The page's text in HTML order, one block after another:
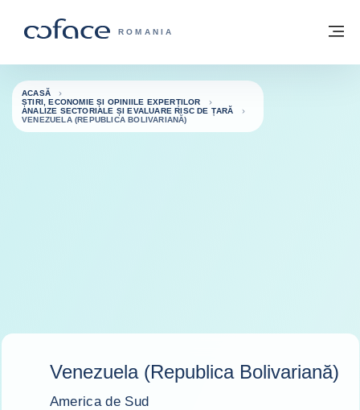
COFACE FOR TRADE - WEBSITE GRUP
ROMANIA
Înapoi la pagina de start
ACASĂ
ȘTIRI, ECONOMIE ȘI OPINIILE EXPERȚILOR
ANALIZE SECTORIALE ȘI EVALUARE RISC DE ȚARĂ
VENEZUELA (REPUBLICA BOLIVARIANĂ)
Venezuela (Republica Bolivariană)
America de Sud